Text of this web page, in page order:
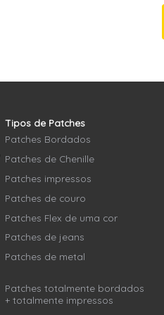
Tipos de Patches
Patches Bordados
Patches de Chenille
Patches impressos
Patches de couro
Patches Flex de uma cor
Patches de jeans
Patches de metal
Patches totalmente bordados
+ totalmente impressos